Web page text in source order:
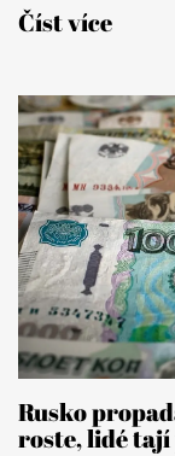
Číst více
Rusko
roste, lidé tají